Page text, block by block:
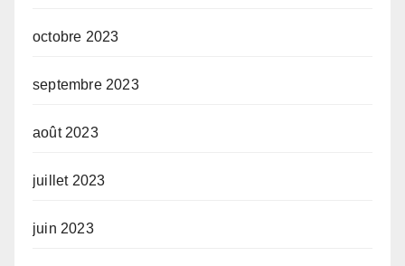
octobre 2023
septembre 2023
août 2023
juillet 2023
juin 2023